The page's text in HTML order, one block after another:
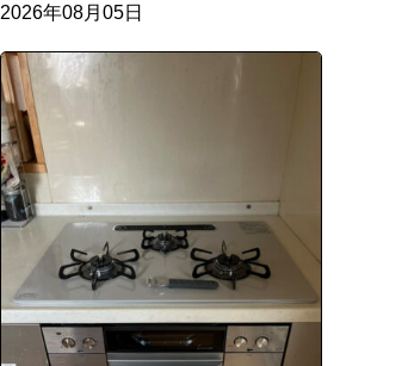
2026年08月05日